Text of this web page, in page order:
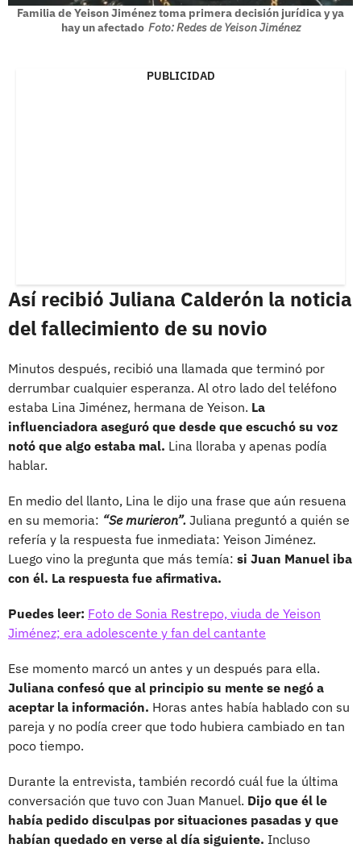
Familia de Yeison Jiménez toma primera decisión jurídica y ya
hay un afectado Foto: Redes de Yeison Jiménez
PUBLICIDAD
Así recibió Juliana Calderón la noticia
del fallecimiento de su novio
Minutos después, recibió una llamada que terminó por
derrumbar cualquier esperanza. Al otro lado del teléfono
estaba Lina Jiménez, hermana de Yeison. La
influenciadora aseguró que desde que escuchó su voz
notó que algo estaba mal. Lina lloraba y apenas podía
hablar.
En medio del llanto, Lina le dijo una frase que aún resuena
en su memoria: “Se murieron”. Juliana preguntó a quién se
refería y la respuesta fue inmediata: Yeison Jiménez.
Luego vino la pregunta que más temía: si Juan Manuel iba
con él. La respuesta fue afirmativa.
Puedes leer: Foto de Sonia Restrepo, viuda de Yeison
Jiménez; era adolescente y fan del cantante
Ese momento marcó un antes y un después para ella.
Juliana confesó que al principio su mente se negó a
aceptar la información. Horas antes había hablado con su
pareja y no podía creer que todo hubiera cambiado en tan
poco tiempo.
Durante la entrevista, también recordó cuál fue la última
conversación que tuvo con Juan Manuel. Dijo que él le
había pedido disculpas por situaciones pasadas y que
habían quedado en verse al día siguiente. Incluso